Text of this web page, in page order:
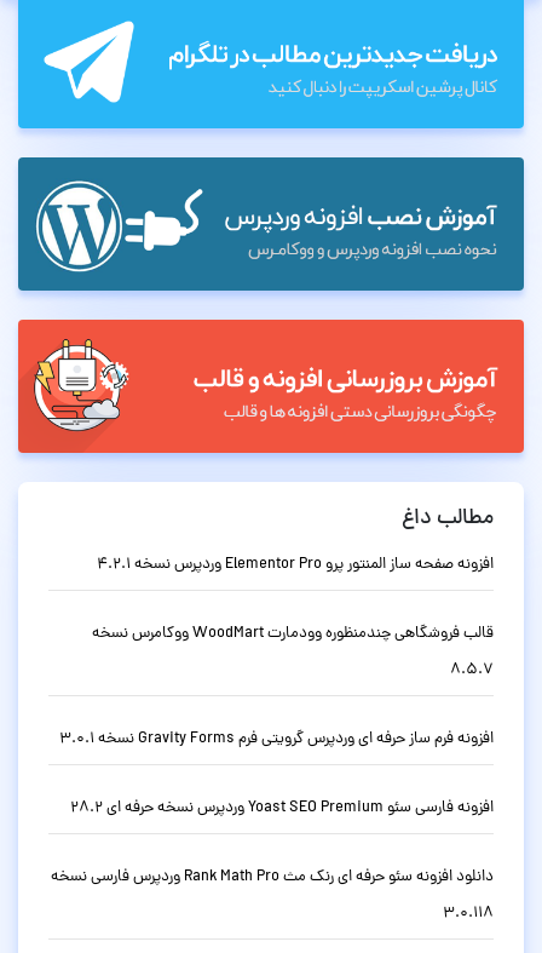
مطالب داغ
افزونه صفحه ساز المنتور پرو Elementor Pro وردپرس نسخه 4.2.1
قالب فروشگاهی چندمنظوره وودمارت WoodMart ووکامرس نسخه
8.5.7
افزونه فرم ساز حرفه ای وردپرس گرویتی فرم Gravity Forms نسخه 3.0.1
افزونه فارسی سئو Yoast SEO Premium وردپرس نسخه حرفه ای 28.2
دانلود افزونه سئو حرفه ای رنک مث Rank Math Pro وردپرس فارسی نسخه
3.0.118